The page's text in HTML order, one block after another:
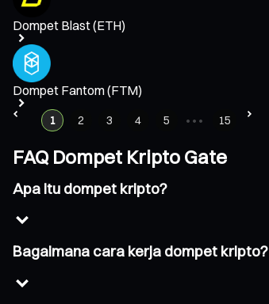
Dompet Blast (ETH)
Dompet Fantom (FTM)
1 2 3 4 5 ••• 15
FAQ Dompet Kripto Gate
Apa itu dompet kripto?
Bagaimana cara kerja dompet kripto?